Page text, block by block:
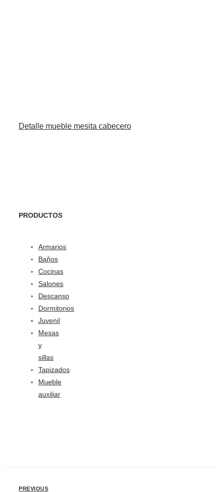
Detalle mueble mesita cabecero
PRODUCTOS
Armarios
Baños
Cocinas
Salones
Descanso
Dormitorios
Juvenil
Mesas
y
sillas
Tapizados
Mueble
auxiliar
PREVIOUS